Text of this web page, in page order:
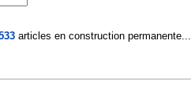
articles en construction permanente...